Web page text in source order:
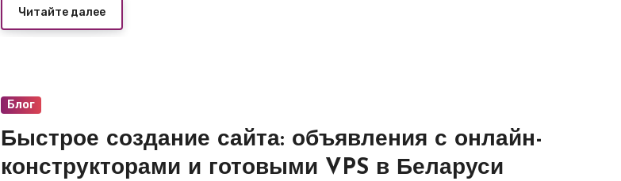
без остановки работы и стартовой стоимостью от 800–1200 руб/мес.
Читайте далее
Блог
Быстрое создание сайта: объявления с онлайн-
конструкторами и готовыми VPS в Беларуси